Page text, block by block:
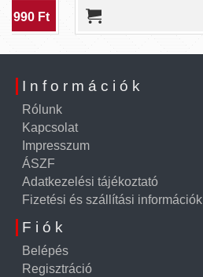
Információk
Rólunk
Kapcsolat
Impresszum
ÁSZF
Adatkezelési tájékoztató
Fizetési és szállítási információk
Fiók
Belépés
Regisztráció